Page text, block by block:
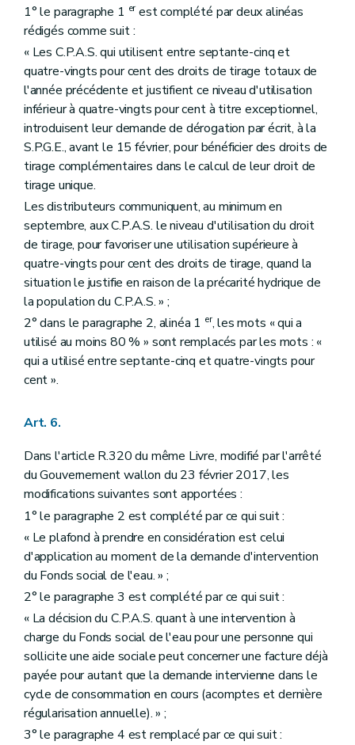
1° le paragraphe 1 erest complété par deux alinéas
rédigés comme suit :
« Les C.P.A.S. qui utilisent entre septante-cinq et
quatre-vingts pour cent des droits de tirage totaux de
l'année précédente et justifient ce niveau d'utilisation
inférieur à quatre-vingts pour cent à titre exceptionnel,
introduisent leur demande de dérogation par écrit, à la
S.P.G.E., avant le 15 février, pour bénéficier des droits de
tirage complémentaires dans le calcul de leur droit de
tirage unique.
Les distributeurs communiquent, au minimum en
septembre, aux C.P.A.S. le niveau d'utilisation du droit
de tirage, pour favoriser une utilisation supérieure à
quatre-vingts pour cent des droits de tirage, quand la
situation le justifie en raison de la précarité hydrique de
la population du C.P.A.S. » ;
2° dans le paragraphe 2, alinéa 1 er, les mots « qui a
utilisé au moins 80 % » sont remplacés par les mots : «
qui a utilisé entre septante-cinq et quatre-vingts pour
cent ».
Art. 6.
Dans l'article R.320 du même Livre, modifié par l'arrêté
du Gouvernement wallon du 23 février 2017, les
modifications suivantes sont apportées :
1° le paragraphe 2 est complété par ce qui suit :
« Le plafond à prendre en considération est celui
d'application au moment de la demande d'intervention
du Fonds social de l'eau. » ;
2° le paragraphe 3 est complété par ce qui suit :
« La décision du C.P.A.S. quant à une intervention à
charge du Fonds social de l'eau pour une personne qui
sollicite une aide sociale peut concerner une facture déjà
payée pour autant que la demande intervienne dans le
cycle de consommation en cours (acomptes et dernière
régularisation annuelle). » ;
3° le paragraphe 4 est remplacé par ce qui suit :